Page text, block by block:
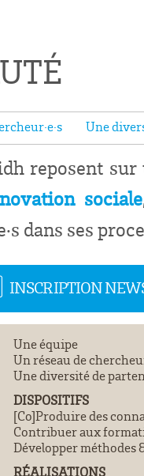
Une
reposent sur
sociale
dans ses
INSCRIPTION
Une équipe
Un réseau de
Une diversité de
DISPOSITIFS
[Co]Produire des
Contribuer aux
Développer méthodes
RÉALISATIONS